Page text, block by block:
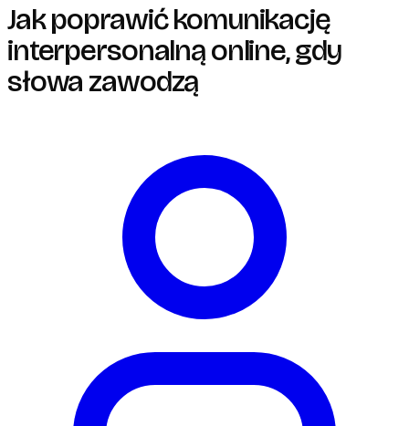
Jak poprawić komunikację
interpersonalną online, gdy
słowa zawodzą